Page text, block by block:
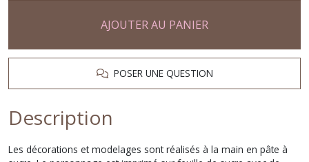
AJOUTER AU PANIER
POSER UNE QUESTION
Description
Les décorations et modelages sont réalisés à la main en pâte à